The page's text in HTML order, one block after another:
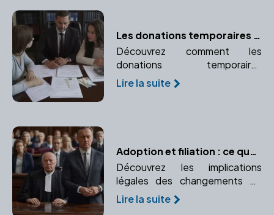
Les donations temporaires d'usufruit : un outil d'optimisation fiscale
Découvrez comment les
donations temporaires
d'usufruit peuvent vous aider à
optimiser votre fiscalité et
Lire la suite
Adoption et filiation : ce que dit la loi
Découvrez les implications
légales des changements de
filiation après l'adoption.
Comprendre les liens de
Lire la suite